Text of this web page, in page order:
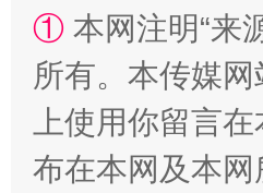
① 本网注明“来
所有。本传媒
上使用你留言
布在本网及本